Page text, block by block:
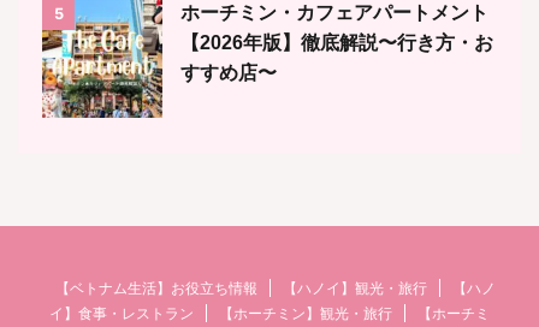
5
ホーチミン・カフェアパートメント
【2026年版】徹底解説〜行き方・お
すすめ店〜
【ベトナム生活】お役立ち情報 【ハノイ】観光・旅行
【ハノ
イ】食事・レストラン
【ホーチミン】観光・旅行
【ホーチミ